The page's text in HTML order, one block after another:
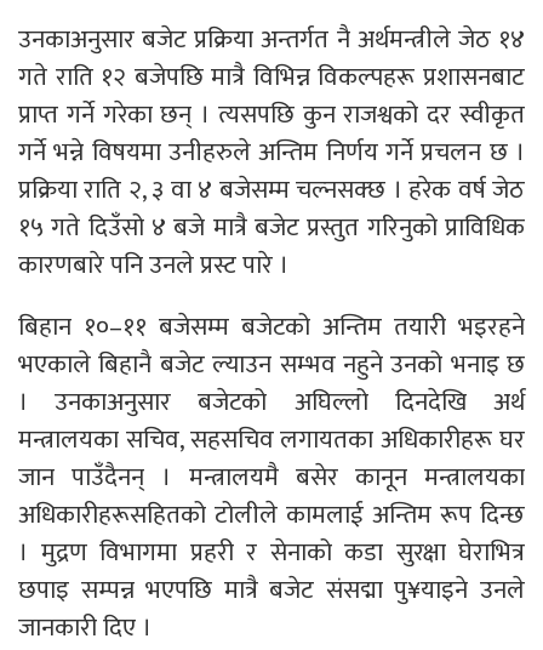
उनकाअनुसार बजेट प्रक्रिया अन्तर्गत नै अर्थमन्त्रीले जेठ १४
गते राति १२ बजेपछि मात्रै विभिन्न विकल्पहरू प्रशासनबाट
प्राप्त गर्ने गरेका छन् । त्यसपछि कुन राजश्वको दर स्वीकृत
गर्ने भन्ने विषयमा उनीहरुले अन्तिम निर्णय गर्ने प्रचलन छ ।
प्रक्रिया राति २, ३ वा ४ बजेसम्म चल्नसक्छ । हरेक वर्ष जेठ
१५ गते दिउँसो ४ बजे मात्रै बजेट प्रस्तुत गरिनुको प्राविधिक
कारणबारे पनि उनले प्रस्ट पारे ।
बिहान १०–११ बजेसम्म बजेटको अन्तिम तयारी भइरहने
भएकाले बिहानै बजेट ल्याउन सम्भव नहुने उनको भनाइ छ
। उनकाअनुसार बजेटको अघिल्लो दिनदेखि अर्थ
मन्त्रालयका सचिव, सहसचिव लगायतका अधिकारीहरू घर
जान पाउँदैनन् । मन्त्रालयमै बसेर कानून मन्त्रालयका
अधिकारीहरूसहितको टोलीले कामलाई अन्तिम रूप दिन्छ
। मुद्रण विभागमा प्रहरी र सेनाको कडा सुरक्षा घेराभित्र
छपाइ सम्पन्न भएपछि मात्रै बजेट संसद्मा पु¥याइने उनले
जानकारी दिए ।